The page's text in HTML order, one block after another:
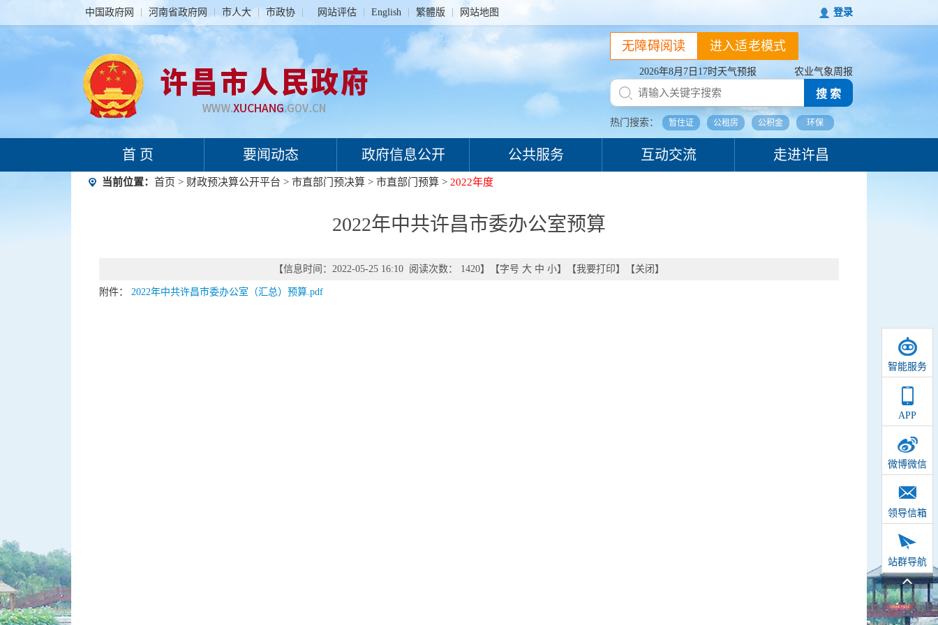
中国政府网 河南省政府网 市人大 市政协 网站评估 English 繁體版 网站地图 登录
2026年8月7日17时天气预报 农业气象周报
搜 索
热门搜索： 暂住证 公租房 公积金 环保
进入适老模式
无障碍阅读
首 页 要闻动态 政府信息公开 公共服务 互动交流 走进许昌
智能服务
APP
微博微信
领导信箱
站群导航
当前位置： 首页 > 财政预决算公开平台 > 市直部门预决算 > 市直部门预算 > 2022年度
2022年中共许昌市委办公室预算
【信息时间：2022-05-25 16:10 阅读次数： 1420】【字号 大 中 小】【我要打印】【关闭 】
附件： 2022年中共许昌市委办公室（汇总）预算.pdf